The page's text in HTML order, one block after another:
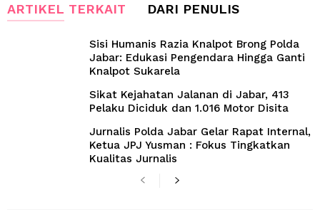
ARTIKEL TERKAIT DARI PENULIS
Sisi Humanis Razia Knalpot Brong Polda
Jabar: Edukasi Pengendara Hingga Ganti
Knalpot Sukarela
Sikat Kejahatan Jalanan di Jabar, 413
Pelaku Diciduk dan 1.016 Motor Disita
Jurnalis Polda Jabar Gelar Rapat Internal,
Ketua JPJ Yusman : Fokus Tingkatkan
Kualitas Jurnalis